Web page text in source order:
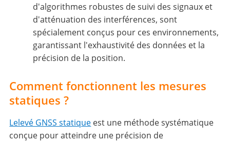
d'algorithmes robustes de suivi des signaux et
d'atténuation des interférences, sont
spécialement conçus pour ces environnements,
garantissant l'exhaustivité des données et la
précision de la position.
Comment fonctionnent les mesures
statiques ?
Lelevé GNSS statique est une méthode systématique
conçue pour atteindre une précision de